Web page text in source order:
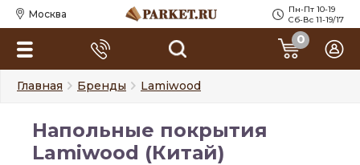
Москва
Пн-Пт 10-19
Сб-Вс 11-19/17
0
Главная Бренды Lamiwood
Напольные покрытия
Lamiwood (Китай)